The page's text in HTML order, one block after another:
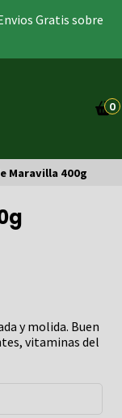
Gratis sobre
0
Maravilla 400g
y molida. Buen
vitaminas del